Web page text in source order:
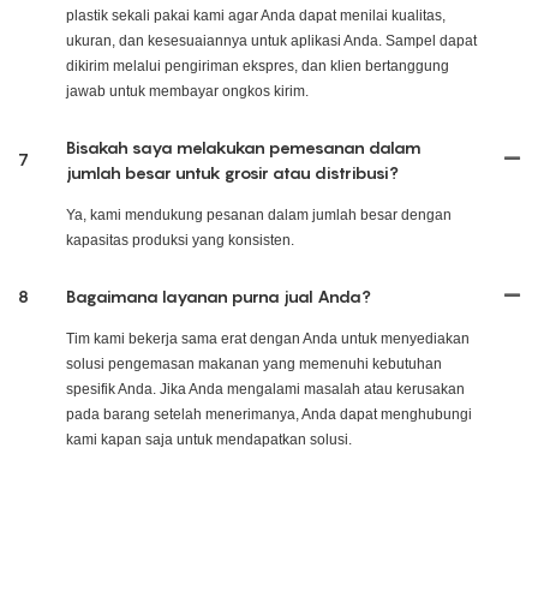
plastik sekali pakai kami agar Anda dapat menilai kualitas,
ukuran, dan kesesuaiannya untuk aplikasi Anda. Sampel dapat
dikirim melalui pengiriman ekspres, dan klien bertanggung
jawab untuk membayar ongkos kirim.
7
Bisakah saya melakukan pemesanan dalam
jumlah besar untuk grosir atau distribusi?
Ya, kami mendukung pesanan dalam jumlah besar dengan
kapasitas produksi yang konsisten.
8 Bagaimana layanan purna jual Anda?
Tim kami bekerja sama erat dengan Anda untuk menyediakan
solusi pengemasan makanan yang memenuhi kebutuhan
spesifik Anda. Jika Anda mengalami masalah atau kerusakan
pada barang setelah menerimanya, Anda dapat menghubungi
kami kapan saja untuk mendapatkan solusi.